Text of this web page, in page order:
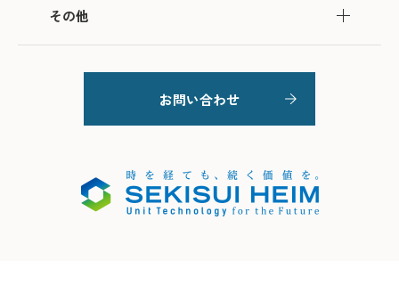
その他
お問い合わせ